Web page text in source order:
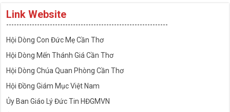
Link Website
---------------------------------------------------------------
Hội Dòng Con Đức Mẹ Cần Thơ
Hội Dòng Mến Thánh Giá Cần Thơ
Hội Dòng Chúa Quan Phòng Cần Thơ
Hội Đồng Giám Mục Việt Nam
Ủy Ban Giáo Lý Đức Tin HĐGMVN